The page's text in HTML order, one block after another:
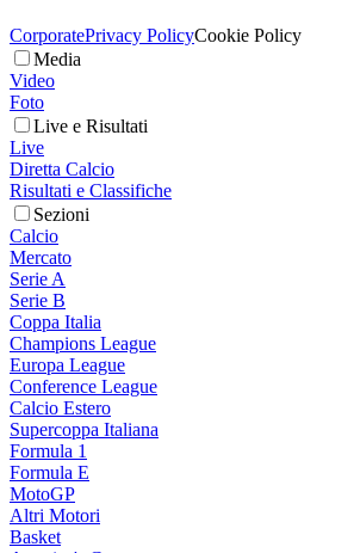
CorporatePrivacy PolicyCookie Policy
Media
Video
Foto
Live e Risultati
Live
Diretta Calcio
Risultati e Classifiche
Sezioni
Calcio
Mercato
Serie A
Serie B
Coppa Italia
Champions League
Europa League
Conference League
Calcio Estero
Supercoppa Italiana
Formula 1
Formula E
MotoGP
Altri Motori
Basket